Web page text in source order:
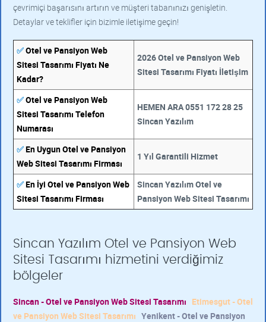
çevrimiçi başarısını artırın ve müşteri tabanınızı genişletin.
Detaylar ve teklifler için bizimle iletişime geçin!
✅Otel ve Pansiyon Web
Sitesi Tasarımı Fiyatı Ne
Kadar?
2026 Otel ve Pansiyon Web
Sitesi Tasarımı Fiyatı İletişim
✅Otel ve Pansiyon Web
Sitesi Tasarımı Telefon
Numarası
HEMEN ARA 0551 172 28 25
Sincan Yazılım
✅En Uygun Otel ve Pansiyon
Web Sitesi Tasarımı Firması
1 Yıl Garantili Hizmet
✅En İyi Otel ve Pansiyon Web
Sitesi Tasarımı Firması
Sincan Yazılım Otel ve
Pansiyon Web Sitesi Tasarımı
Sincan Yazılım Otel ve Pansiyon Web
Sitesi Tasarımı hizmetini verdiğimiz
bölgeler
Sincan - Otel ve Pansiyon Web Sitesi Tasarımı Etimesgut - Otel
ve Pansiyon Web Sitesi Tasarımı Yenikent - Otel ve Pansiyon